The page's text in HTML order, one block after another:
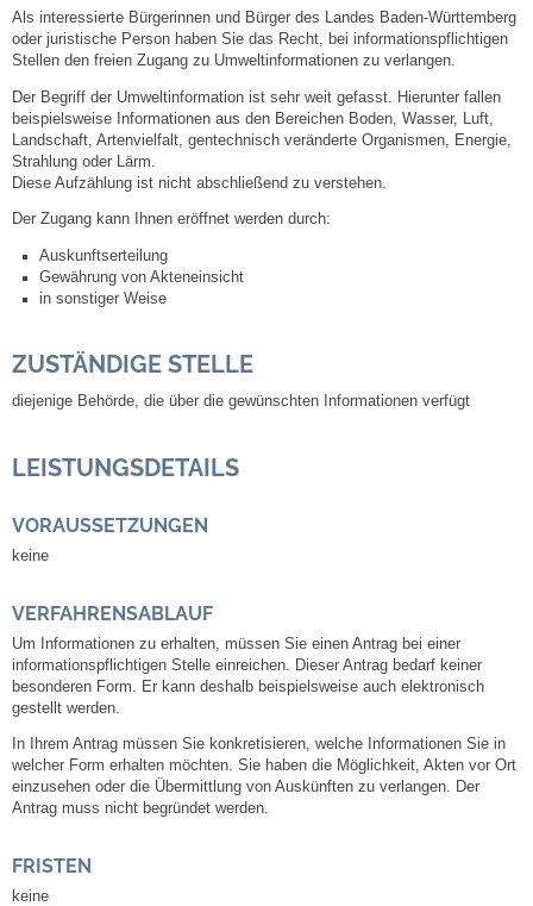
Steuern
Gebühren und Beiträge
Ortsrecht
Haushalt 2026
Trinkwasser - Härtebereich
Redaktionsstatut für das Amtsblatt
Service
Notdienste
Fahrplanauskünfte
Ortsplan
Bildergalerie
Rund um den Wein
Rathaus
Als interessierte Bürgerinnen und Bürger des Landes Baden-Württemberg
oder juristische Person haben Sie das Recht, bei informationspflichtigen
Stellen den freien Zugang zu Umweltinformationen zu verlangen.
Der Begriff der Umweltinformation ist sehr weit gefasst. Hierunter fallen
beispielsweise Informationen aus den Bereichen Boden, Wasser, Luft,
Landschaft, Artenvielfalt, gentechnisch veränderte Organismen, Energie,
Strahlung oder Lärm
Diese Aufzählung ist nicht abschließend zu verstehen.
Der Zugang kann Ihnen eröffnet werden durch:
Auskunftserteilung
Gewährung von Akteneinsicht
in sonstiger Weise
ZUSTÄNDIGE STELLE
diejenige Behörde, die über die gewünschten Informationen verfügt
LEISTUNGSDETAILS
VORAUSSETZUNGEN
keine
VERFAHRENSABLAUF
Um Informationen zu erhalten, müssen Sie einen Antrag bei einer
informationspflichtigen Stelle einreichen. Dieser Antrag bedarf keiner
besonderen Form.
Er kann deshalb beispielsweise auch elektronisch
gestellt werden.
In Ihrem Antrag müssen Sie konkretisieren, welche Informationen Sie in
welcher Form erhalten möchten. Sie haben die Möglichkeit, Akten vor Ort
einzusehen oder die Übermittlung von Auskünften zu verlangen. Der
Antrag muss nicht begründet werden.
FRISTEN
keine